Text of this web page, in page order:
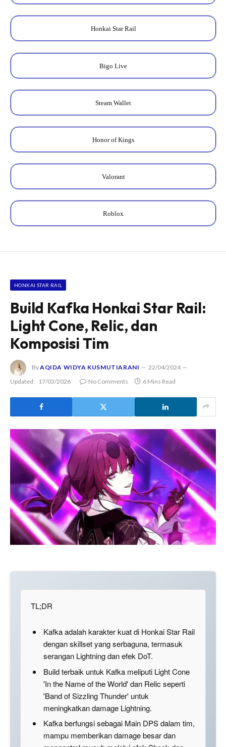
Honkai Star Rail
Bigo Live
Steam Wallet
Honor of Kings
Valorant
Roblox
HONKAI STAR RAIL
Build Kafka Honkai Star Rail:
Light Cone, Relic, dan
Komposisi Tim
ByAQIDA WIDYA KUSMUTIARANI
22/04/2024
Updated:
17/03/2026 No Comments 6 Mins Read
TL;DR
Kafka adalah karakter kuat di Honkai Star Rail
dengan skillset yang serbaguna, termasuk
serangan Lightning dan efek DoT.
Build terbaik untuk Kafka meliputi Light Cone
'In the Name of the World' dan Relic seperti
'Band of Sizzling Thunder' untuk
meningkatkan damage Lightning.
Kafka berfungsi sebagai Main DPS dalam tim,
mampu memberikan damage besar dan